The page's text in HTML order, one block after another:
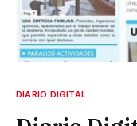
DIARIO DIGITAL